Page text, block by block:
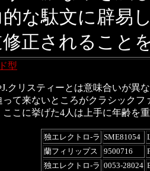
な駄文に辟易
正されること
型
J.クリスティーとは意味合いが異
って来ないところがクラシック
こに挙げた4人は上手に年齢を
独エレクトロ-ラ SME81054
蘭フィリップス
9500716
独エレクトロ-ラ 0053-28024